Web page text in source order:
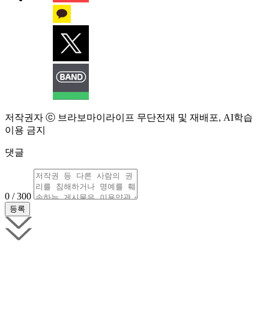
저작권자 ⓒ 브라보마이라이프 무단전재 및 재배포, AI학습
이용 금지
댓글
0 / 300